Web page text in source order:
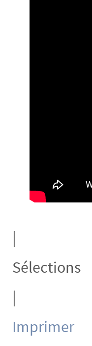
|
Sélections
|
Imprimer